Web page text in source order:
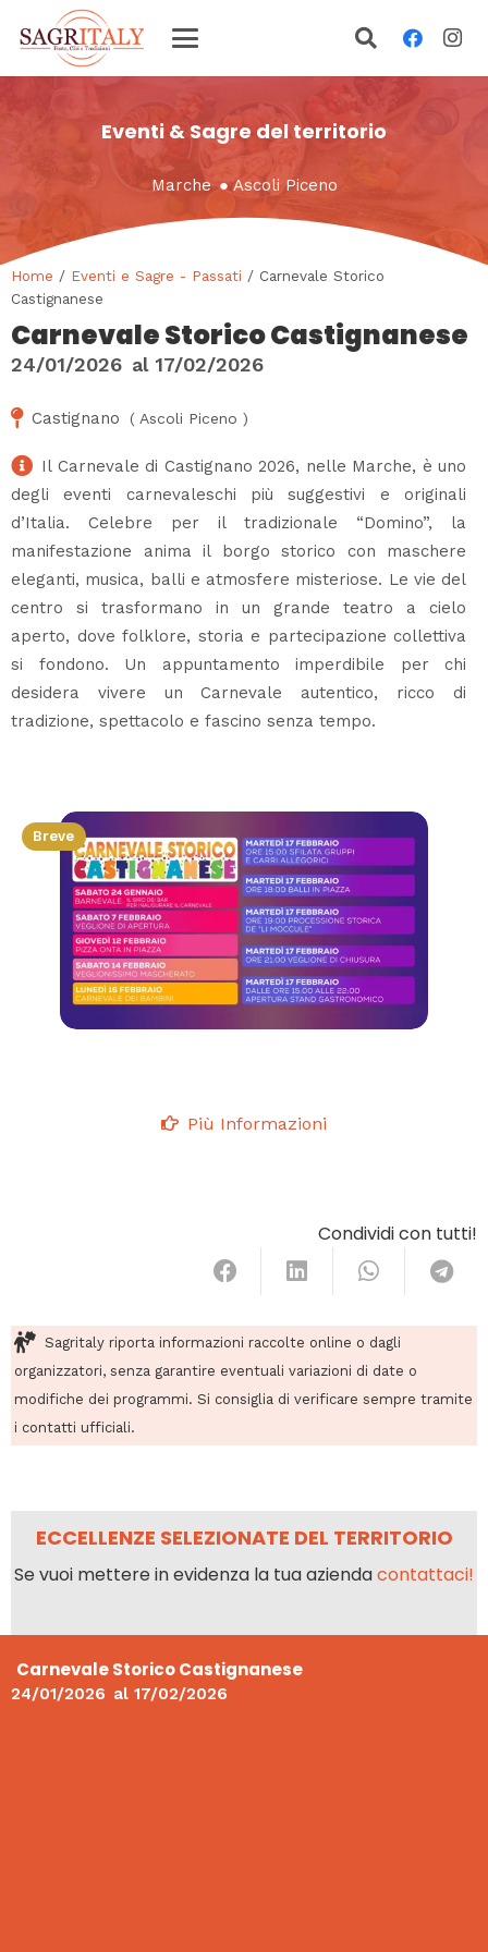
Eventi & Sagre del territorio
Marche ●Ascoli Piceno
Home / Eventi e Sagre - Passati / Carnevale Storico
Castignanese
Carnevale Storico Castignanese
24/01/2026 al 17/02/2026
Castignano ( Ascoli Piceno )
Il Carnevale di Castignano 2026, nelle Marche, è uno
degli eventi carnevaleschi più suggestivi e originali
d’Italia. Celebre per il tradizionale “Domino”, la
manifestazione anima il borgo storico con maschere
eleganti, musica, balli e atmosfere misteriose. Le vie del
centro si trasformano in un grande teatro a cielo
aperto, dove folklore, storia e partecipazione collettiva
si fondono. Un appuntamento imperdibile per chi
desidera vivere un Carnevale autentico, ricco di
tradizione, spettacolo e fascino senza tempo.
Breve
Più Informazioni
Condividi con tutti!
Sagritaly riporta informazioni raccolte online o dagli
organizzatori, senza garantire eventuali variazioni di date o
modifiche dei programmi. Si consiglia di verificare sempre tramite
i contatti ufficiali.
ECCELLENZE SELEZIONATE DEL TERRITORIO
Se vuoi mettere in evidenza la tua aziendacontattaci!
Carnevale Storico Castignanese
24/01/2026 al 17/02/2026